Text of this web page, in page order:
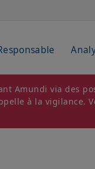
Amundi via des
à la vigilance.